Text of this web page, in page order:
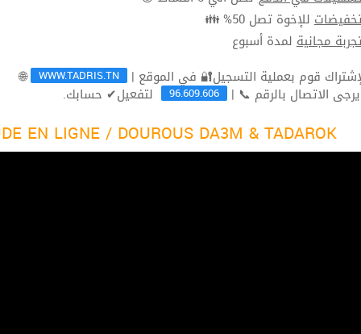
للإخوة تصل 50% 👪
مجانيةلمدة أسبوع
WWW.TADRIS.TN
🌐
الاتصال بالرقم 📞 | 96.609.606 لتفعيل✔ حسابك.
EN LIGNE / DOUROUS DA3M & TADAROK